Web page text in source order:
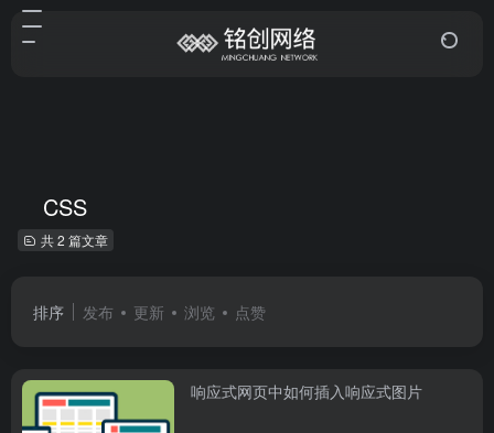
CSS
共 2 篇文章
排序 发布 更新 浏览 点赞
响应式网页中如何插入响应式图片